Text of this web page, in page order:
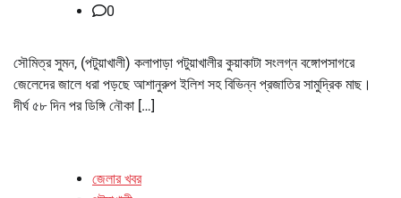
0
সৌমিত্র সুমন, (পটুয়াখালী) কলাপাড়া পটুয়াখালীর কুয়াকাটা সংলগ্ন বঙ্গোপসাগরে
জেলেদের জালে ধরা পড়ছে আশানুরুপ ইলিশ সহ বিভিন্ন প্রজাতির সামুদ্রিক মাছ।
দীর্ঘ ৫৮ দিন পর ডিঙ্গি নৌকা […]
জেলার খবর